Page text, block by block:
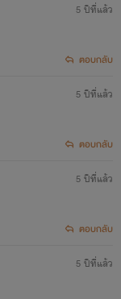
5 ปีที่แล้ว
ตอบกลับ
5 ปีที่แล้ว
ตอบกลับ
5 ปีที่แล้ว
ตอบกลับ
5 ปีที่แล้ว